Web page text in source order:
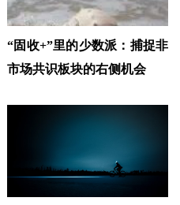
“固收+”里的少数派：捕捉非
市场共识板块的右侧机会